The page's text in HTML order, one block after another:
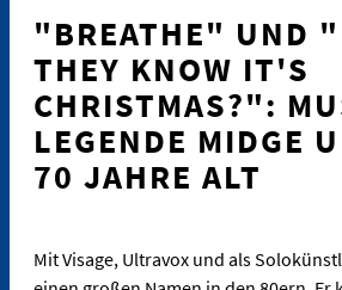
"BREATHE" UND
THEY KNOW IT'S
CHRISTMAS?":
LEGENDE MIDGE
70 JAHRE ALT
Mit Visage, Ultravox und als